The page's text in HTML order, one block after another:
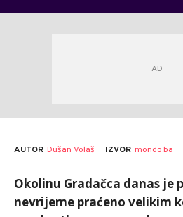
AUTOR Dušan Volaš IZVOR mondo.ba
Okolinu Gradačca danas je
nevrijeme praćeno velikim